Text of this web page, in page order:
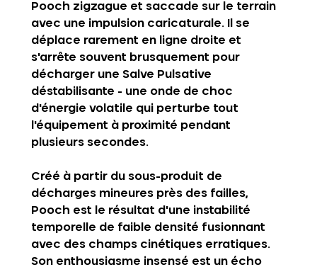
Pooch zigzague et saccade sur le terrain
avec une impulsion caricaturale. Il se
déplace rarement en ligne droite et
s'arrête souvent brusquement pour
décharger une Salve Pulsative
déstabilisante - une onde de choc
d'énergie volatile qui perturbe tout
l'équipement à proximité pendant
plusieurs secondes.
Créé à partir du sous-produit de
décharges mineures près des failles,
Pooch est le résultat d'une instabilité
temporelle de faible densité fusionnant
avec des champs cinétiques erratiques.
Son enthousiasme insensé est un écho